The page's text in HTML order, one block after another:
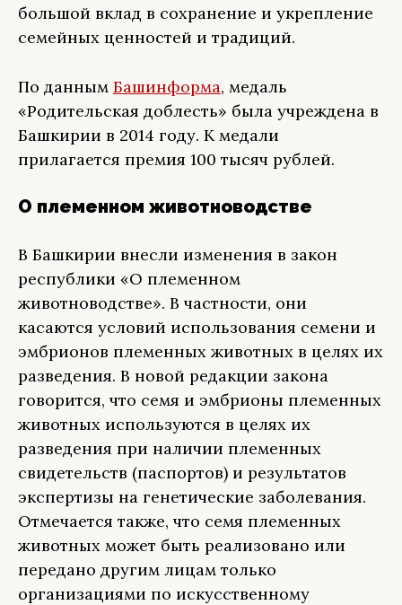
большой вклад в сохранение и укрепление
семейных ценностей и традиций.
По данным Башинформа, медаль
«Родительская доблесть» была учреждена в
Башкирии в 2014 году. К медали
прилагается премия 100 тысяч рублей.
О племенном животноводстве
В Башкирии внесли изменения в закон
республики «О племенном
животноводстве». В частности, они
касаются условий использования семени и
эмбрионов племенных животных в целях их
разведения. В новой редакции закона
говорится, что семя и эмбрионы племенных
животных используются в целях их
разведения при наличии племенных
свидетельств (паспортов) и результатов
экспертизы на генетические заболевания.
Отмечается также, что семя племенных
животных может быть реализовано или
передано другим лицам только
организациями по искусственному